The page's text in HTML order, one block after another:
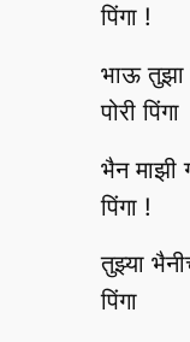
पिंगा !
भाऊ तुझा
पोरी पिंगा
भैन माझी
पिंगा !
तुझ्या
पिंगा